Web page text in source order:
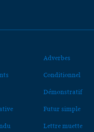
Adverbes
Conditionnel
Démonstratif
Futur simple
Lettre muette